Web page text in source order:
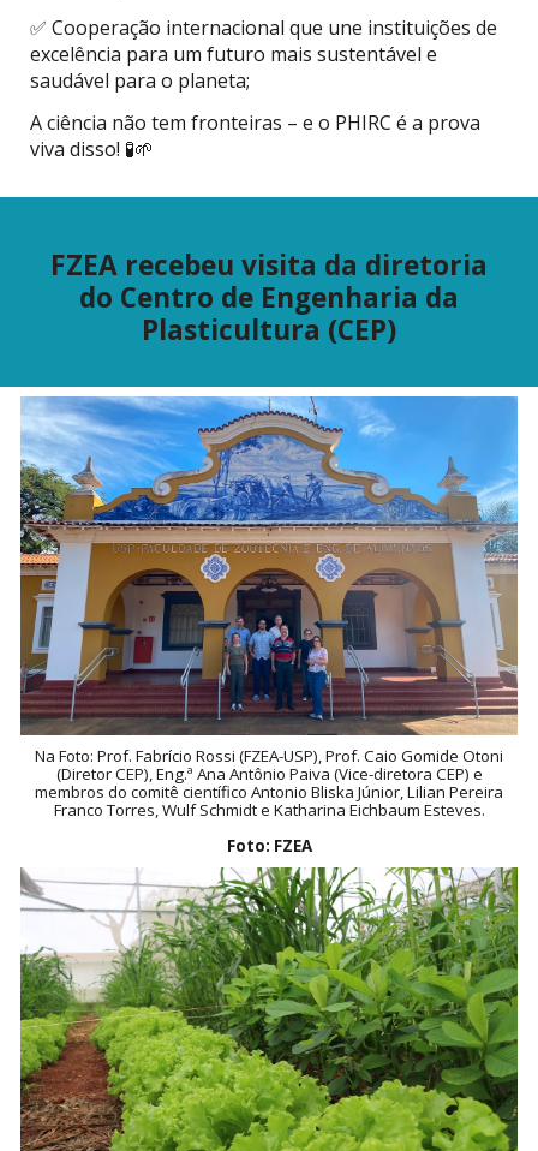
✅ Cooperação internacional que une instituições de
excelência para um futuro mais sustentável e
saudável para o planeta;
A ciência não tem fronteiras – e o PHIRC é a prova
viva disso! 🧪🌱
FZEA recebeu visita da diretoria
do Centro de Engenharia da
Plasticultura (CEP)
Na Foto: Prof. Fabrício Rossi (FZEA-USP), Prof. Caio Gomide Otoni
(Diretor CEP), Eng.ª Ana Antônio Paiva (Vice-diretora CEP) e
membros do comitê científico Antonio Bliska Júnior, Lilian Pereira
Franco Torres, Wulf Schmidt e Katharina Eichbaum Esteves.
Foto: FZEA